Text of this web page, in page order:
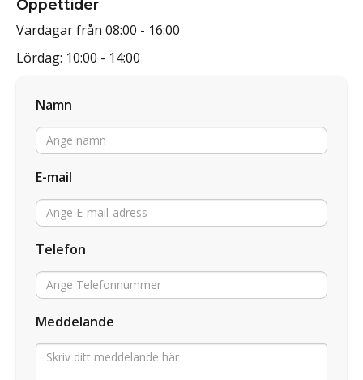
Öppettider
Vardagar från 08:00 - 16:00
Lördag: 10:00 - 14:00
Namn
E-mail
Telefon
Meddelande